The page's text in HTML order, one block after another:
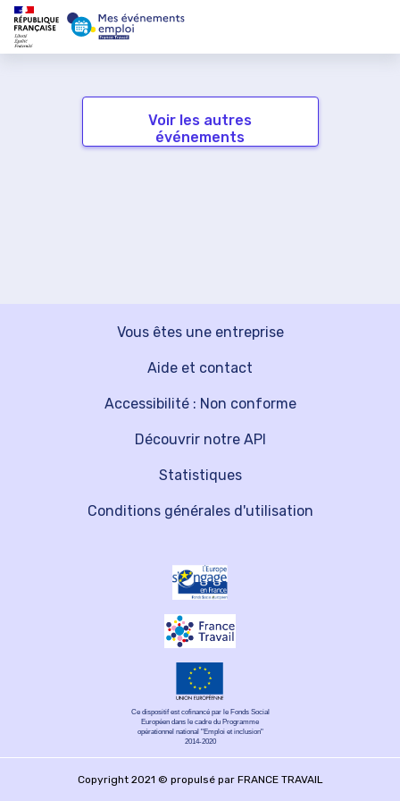
Voir les autres
événements
Vous êtes une entreprise
Découvrir notre API
Aide et contact
Statistiques
Accessibilité : Non conforme
Conditions générales d'utilisation
Ce dispositif est cofinancé par le Fonds Social
Européen dans le cadre du Programme
opérationnel national "Emploi et inclusion"
2014-2020
Copyright 2021 © propulsé par FRANCE TRAVAIL